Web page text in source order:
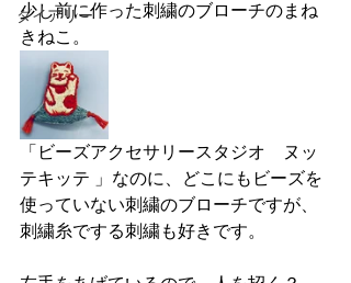
ダイアリー
少し前に作った刺繍のブローチのまね
きねこ。
「ビーズアクセサリースタジオ　ヌッ
テキッテ 」なのに、どこにもビーズを
使っていない刺繍のブローチですが、
刺繍糸でする刺繍も好きです。